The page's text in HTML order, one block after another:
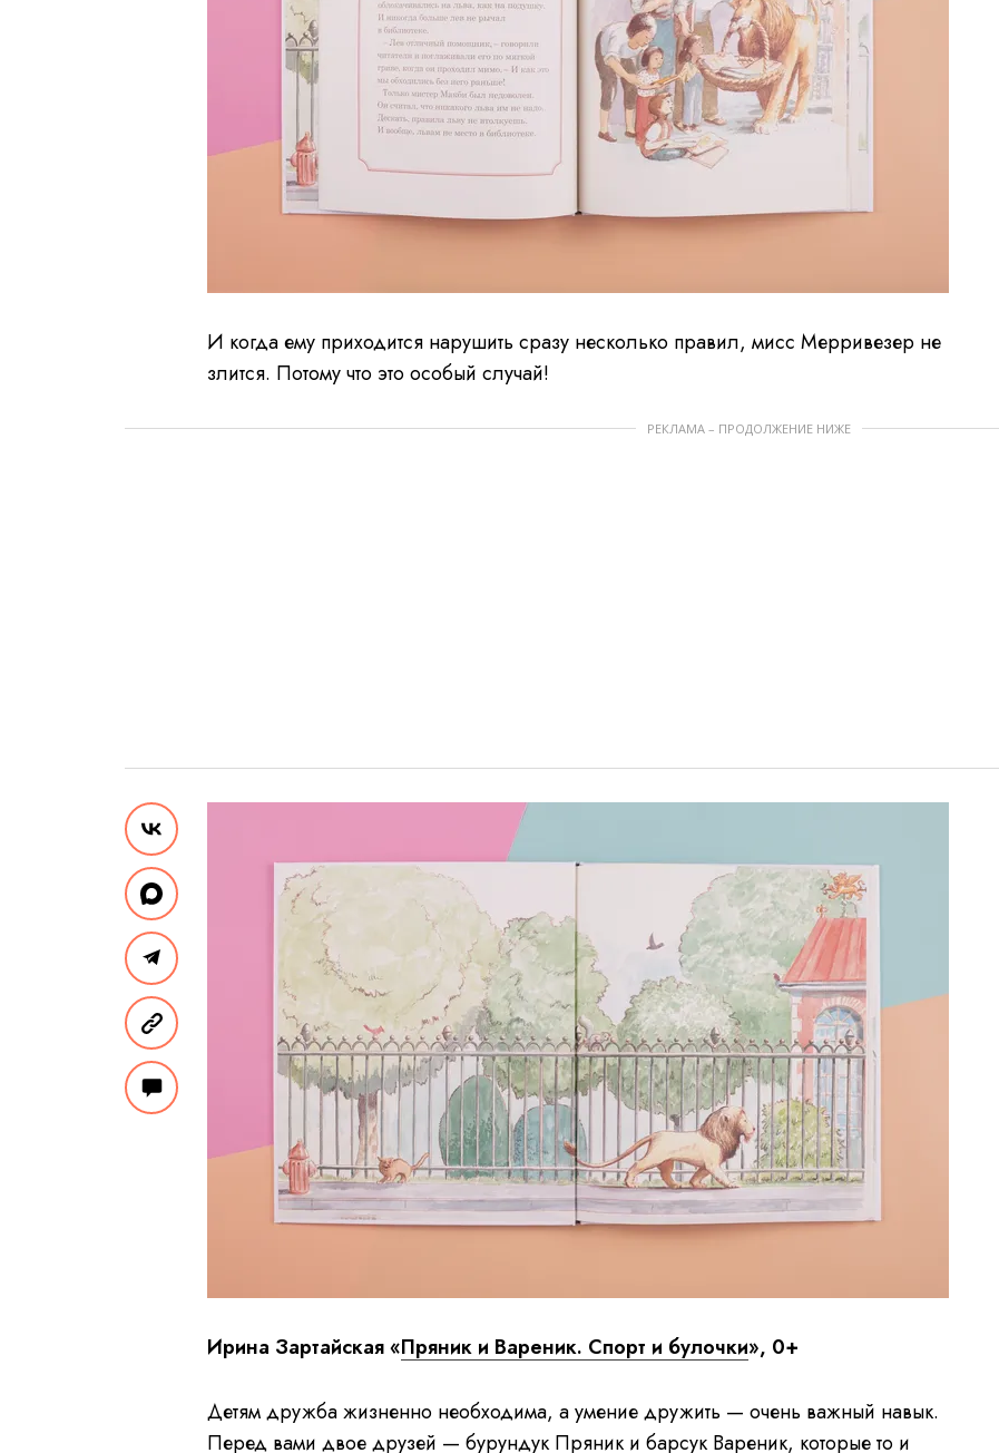
И когда ему приходится нарушить сразу несколько правил, мисс Мерривезер не
злится. Потому что это особый случай!
РЕКЛАМА – ПРОДОЛЖЕНИЕ НИЖЕ
Ирина Зартайская «Пряник и Вареник. Спорт и булочки», 0+
Детям дружба жизненно необходима, а умение дружить — очень важный навык.
Перед вами двое друзей — бурундук Пряник и барсук Вареник, которые то и